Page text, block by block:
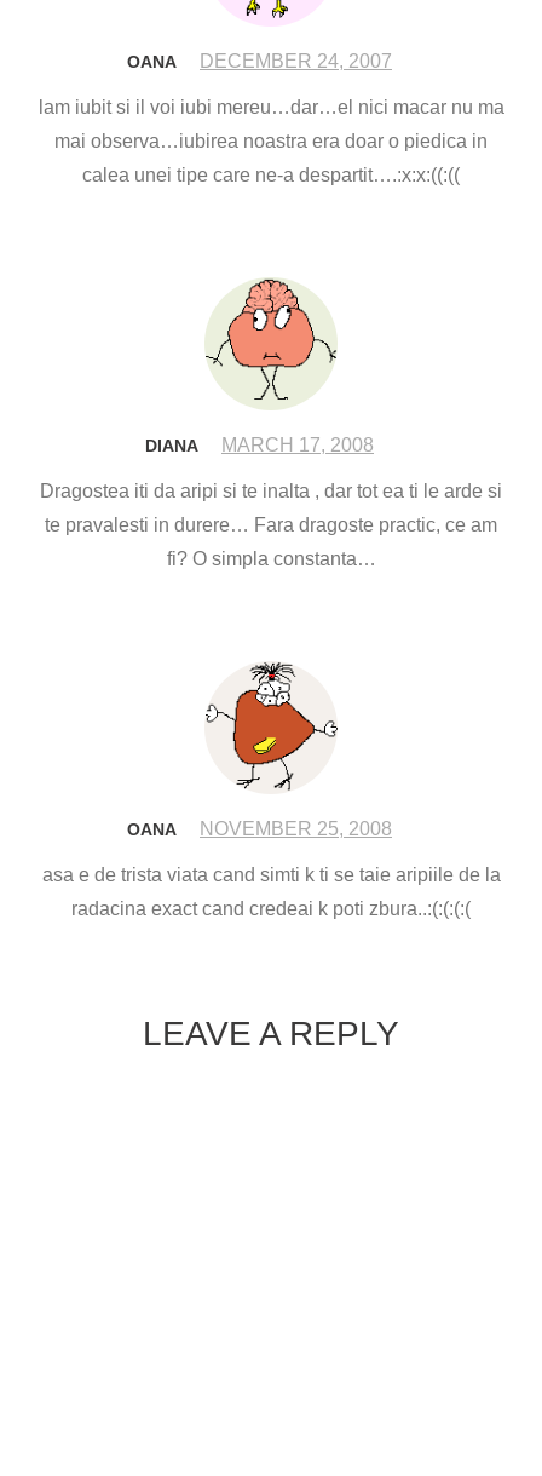
OANA DECEMBER 24, 2007
lam iubit si il voi iubi mereu…dar…el nici macar nu ma
mai observa…iubirea noastra era doar o piedica in
calea unei tipe care ne-a despartit….:x:x:((:((
DIANA MARCH 17, 2008
Dragostea iti da aripi si te inalta , dar tot ea ti le arde si
te pravalesti in durere… Fara dragoste practic, ce am
fi? O simpla constanta…
OANA NOVEMBER 25, 2008
asa e de trista viata cand simti k ti se taie aripiile de la
radacina exact cand credeai k poti zbura..:(:(:(:(
LEAVE A REPLY